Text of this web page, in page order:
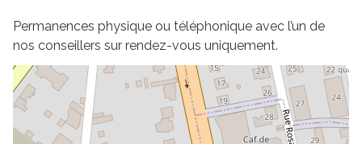
Permanences physique ou téléphonique avec l’un de
nos conseillers sur rendez-vous uniquement.